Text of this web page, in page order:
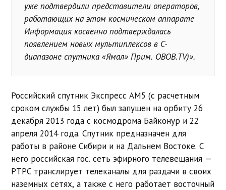
уже подтвердили представители операторов,
работающих на этом космическом аппарате
Информация косвенно подтверждалась
появлением новых мультиплексов в C-
диапазоне спутника «Ямал» Прим. OBOB.TV)».
Российский спутник Экспресс АМ5 (с расчетным
сроком службы 15 лет) был запущен на орбиту 26
декабря 2013 года с космодрома Байконур и 22
апреля 2014 года. Спутник предназначен для
работы в районе Сибири и на Дальнем Востоке. С
него российская гос. сеть эфирного телевещания —
РТРС транслирует телеканалы для раздачи в своих
наземных сетях, а также с него работает восточный